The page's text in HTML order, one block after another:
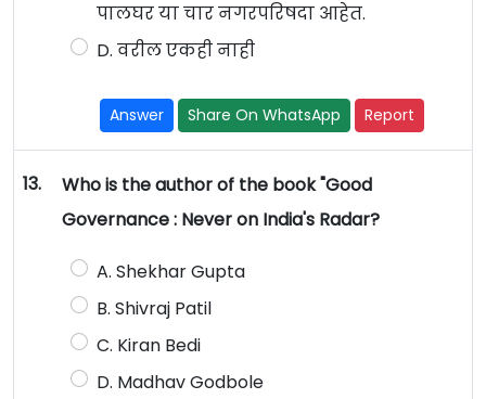
पालघर या चार नगरपरिषदा आहेत.
D. वरील एकही नाही
Answer Share On WhatsApp Report
13.
Who is the author of the book "Good
Governance : Never on India's Radar?
A. Shekhar Gupta
B. Shivraj Patil
C. Kiran Bedi
D. Madhav Godbole